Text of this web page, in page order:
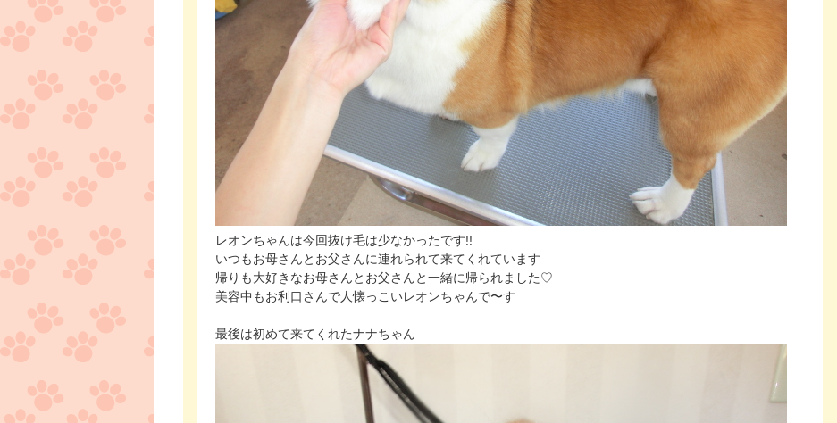
レオンちゃんは今回抜け毛は少なかったです!!
いつもお母さんとお父さんに連れられて来てくれています
帰りも大好きなお母さんとお父さんと一緒に帰られました♡
美容中もお利口さんで人懐っこいレオンちゃんで〜す
最後は初めて来てくれたナナちゃん